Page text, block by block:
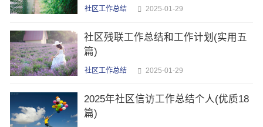
社区工作总结 2025-01-29
社区残联工作总结和工作计划(实用五
篇)
社区工作总结 2025-01-29
2025年社区信访工作总结个人(优质18
篇)